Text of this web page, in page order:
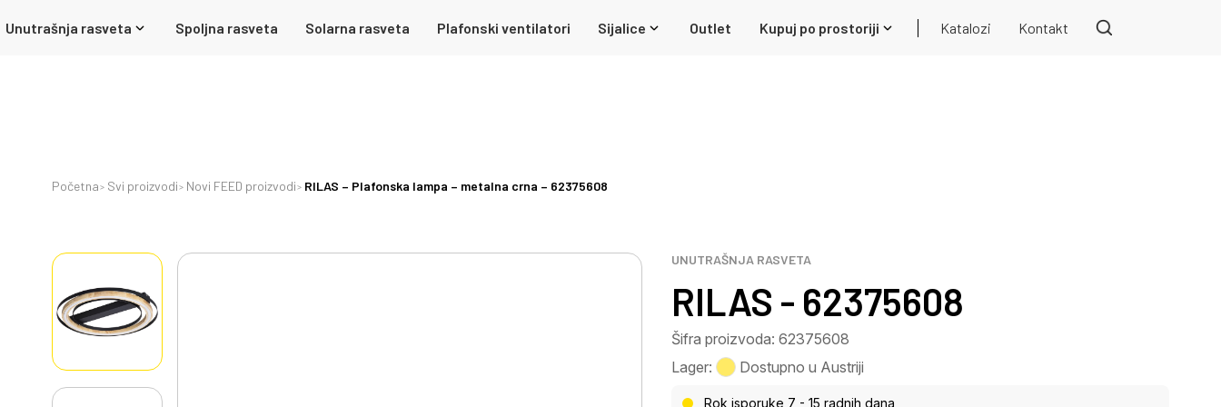
Unutrašnja rasveta Spoljna rasveta Solarna rasveta Plafonski ventilatori Sijalice Outlet Kupuj po prostoriji Katalozi Kontakt
Početna Svi proizvodi Novi FEED proizvodi RILAS – Plafonska lampa – metalna crna – 62375608
UNUTRAŠNJA RASVETA
RILAS - 62375608
Šifra proizvoda: 62375608
Lager:
Dostupno u Austriji
Rok isporuke 7 - 15 radnih dana